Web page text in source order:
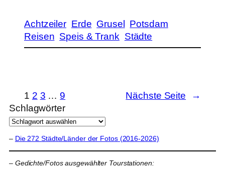
Achtzeiler Erde Grusel
Potsdam
Reisen Speis & Trank Städte
1 2 3 … 9 Nächste Seite
→
Schlagwörter
– Die 272 Städte/Länder der Fotos (2016-2026)
– Gedichte/Fotos ausgewählter Tourstationen: